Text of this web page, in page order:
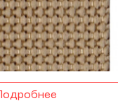
Подробнее